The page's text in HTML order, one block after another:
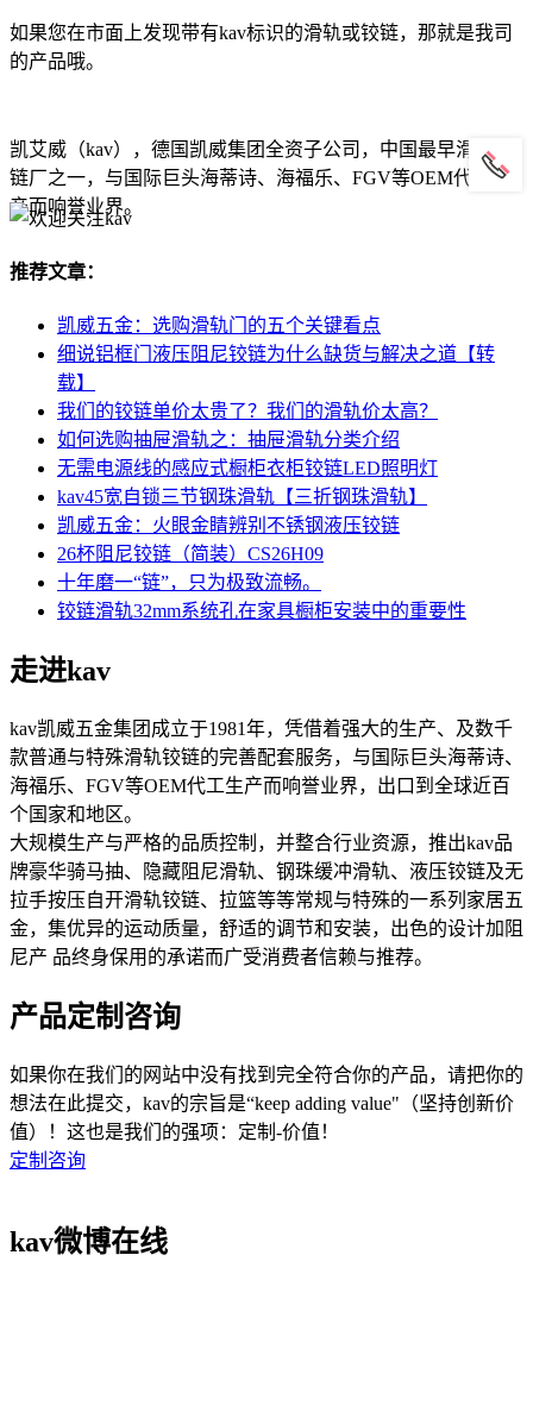
如果您在市面上发现带有kav标识的滑轨或铰链，那就是我司
的产品哦。
凯艾威（kav），德国凯威集团全资子公司，中国最早滑轨铰
链厂之一，与国际巨头海蒂诗、海福乐、FGV等OEM代工生
产而响誉业界。
推荐文章：
凯威五金：选购滑轨门的五个关键看点
细说铝框门液压阻尼铰链为什么缺货与解决之道【转
载】
我们的铰链单价太贵了？我们的滑轨价太高？
如何选购抽屉滑轨之：抽屉滑轨分类介绍
无需电源线的感应式橱柜衣柜铰链LED照明灯
kav45宽自锁三节钢珠滑轨【三折钢珠滑轨】
凯威五金：火眼金睛辨别不锈钢液压铰链
26杯阻尼铰链（简装）CS26H09
十年磨一“链”，只为极致流畅。
铰链滑轨32mm系统孔在家具橱柜安装中的重要性
走进kav
kav凯威五金集团成立于1981年，凭借着强大的生产、及数千
款普通与特殊滑轨铰链的完善配套服务，与国际巨头海蒂诗、
海福乐、FGV等OEM代工生产而响誉业界，出口到全球近百
个国家和地区。
大规模生产与严格的品质控制，并整合行业资源，推出kav品
牌豪华骑马抽、隐藏阻尼滑轨、钢珠缓冲滑轨、液压铰链及无
拉手按压自开滑轨铰链、拉篮等等常规与特殊的一系列家居五
金，集优异的运动质量，舒适的调节和安装，出色的设计加阻
尼产 品终身保用的承诺而广受消费者信赖与推荐。
产品定制咨询
如果你在我们的网站中没有找到完全符合你的产品，请把你的
想法在此提交，kav的宗旨是“keep adding value"（坚持创新价
值）！这也是我们的强项：定制-价值！
定制咨询
kav微博在线